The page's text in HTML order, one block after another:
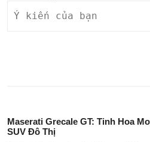
Maserati Grecale GT: Tinh Hoa
SUV Đô Thị